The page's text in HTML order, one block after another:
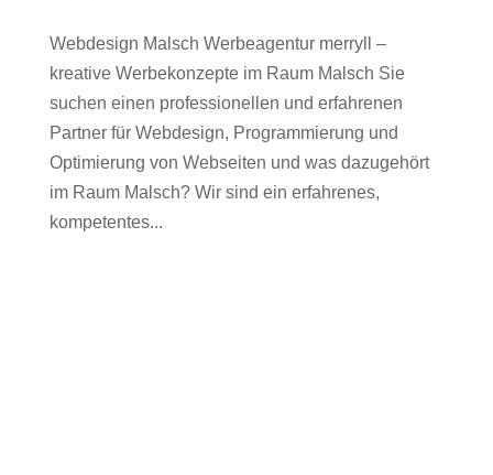
Webdesign Malsch Werbeagentur merryll –
kreative Werbekonzepte im Raum Malsch Sie
suchen einen professionellen und erfahrenen
Partner für Webdesign, Programmierung und
Optimierung von Webseiten und was dazugehört
im Raum Malsch? Wir sind ein erfahrenes,
kompetentes...